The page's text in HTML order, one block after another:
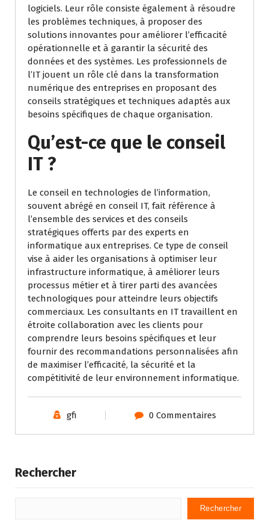
logiciels. Leur rôle consiste également à résoudre
les problèmes techniques, à proposer des
solutions innovantes pour améliorer l’efficacité
opérationnelle et à garantir la sécurité des
données et des systèmes. Les professionnels de
l’IT jouent un rôle clé dans la transformation
numérique des entreprises en proposant des
conseils stratégiques et techniques adaptés aux
besoins spécifiques de chaque organisation.
Qu’est-ce que le conseil
IT ?
Le conseil en technologies de l’information,
souvent abrégé en conseil IT, fait référence à
l’ensemble des services et des conseils
stratégiques offerts par des experts en
informatique aux entreprises. Ce type de conseil
vise à aider les organisations à optimiser leur
infrastructure informatique, à améliorer leurs
processus métier et à tirer parti des avancées
technologiques pour atteindre leurs objectifs
commerciaux. Les consultants en IT travaillent en
étroite collaboration avec les clients pour
comprendre leurs besoins spécifiques et leur
fournir des recommandations personnalisées afin
de maximiser l’efficacité, la sécurité et la
compétitivité de leur environnement informatique.
gfi 0 Commentaires
Rechercher
Rechercher